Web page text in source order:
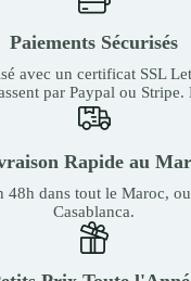
Paiements Sécurisés
avec un certificat SSL
par Paypal ou
Rapide au
48h dans tout le Maroc,
Casablanca.